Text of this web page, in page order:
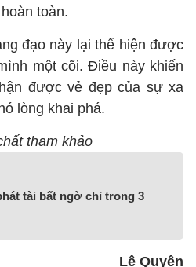
toàn.
đạo này lại thể hiện được
một cõi. Điều này khiến
được vẻ đẹp của sự xa
lòng khai phá.
tham khảo
tài bất ngờ chỉ trong 3
Lệ Quyên